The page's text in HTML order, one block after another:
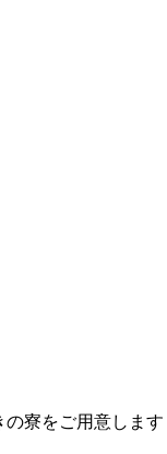
寮をご用意します